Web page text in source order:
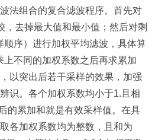
法组合的复合滤波程序。首先对
，去掉最大值和最小值；然后对剩
顺序）进行加权平均滤波，具体算
不同的加权系数之后再求累加
以突出后若干采样的效果，加强
识。各个加权系数均小于1.且相
的累加和就是有效采样值。在具
各加权系数均为整数，且和为